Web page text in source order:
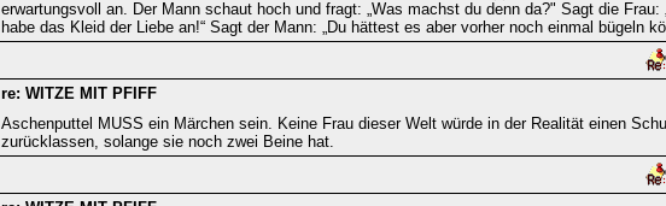
erwartungsvoll an. Der Mann schaut hoch und fragt: „Was machst du denn da?" Sagt die Frau:
habe das Kleid der Liebe an!“ Sagt der Mann: „Du hättest es aber vorher noch einmal bügeln
re: WITZE MIT PFIFF
Aschenputtel MUSS ein Märchen sein. Keine Frau dieser Welt würde in der Realität einen
zurücklassen, solange sie noch zwei Beine hat.